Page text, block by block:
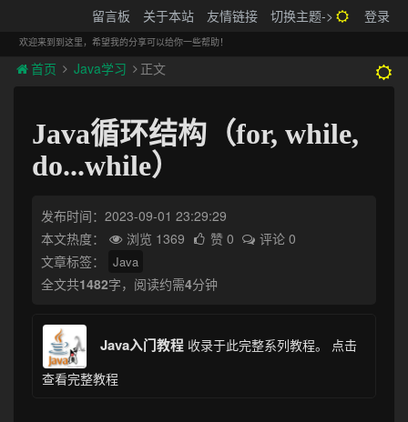
留言板 关于本站 友情链接 切换主题-> 登录
欢迎来到到这里，希望我的分享可以给你一些帮助！
首页 Java学习 正文
Java循环结构（for, while,
do...while）
发布时间：2023-09-01 23:29:29
本文热度：
浏览 1369 赞 0
评论 0
文章标签：
Java
全文共1482字，阅读约需4分钟
Java入门教程 收录于此完整系列教程。
点击
查看完整教程